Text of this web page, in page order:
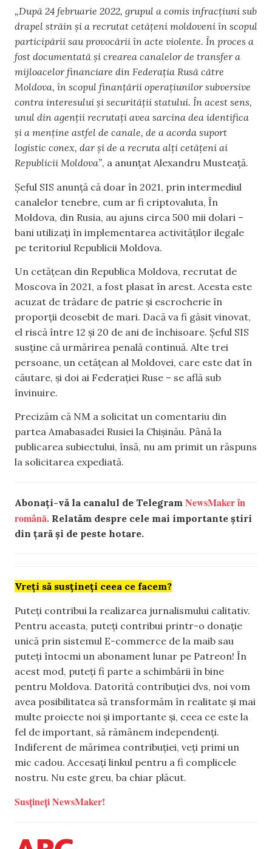
„După 24 februarie 2022, grupul a comis infracțiuni sub
drapel străin și a recrutat cetățeni moldoveni în scopul
participării sau provocării în acte violente. În proces a
fost documentată și crearea canalelor de transfer a
mijloacelor financiare din Federația Rusă către
Moldova, în scopul finanțării operațiunilor subversive
contra interesului și securității statului. În acest sens,
unul din agenții recrutați avea sarcina dea identifica
și a menține astfel de canale, de a acorda suport
logistic conex, dar și de a recruta alți cetățeni ai
Republicii Moldova”, a anunțat Alexandru Musteață.
Șeful SIS anunță că doar în 2021, prin intermediul
canalelor tenebre, cum ar fi criptovaluta, În
Moldova, din Rusia, au ajuns circa 500 mii dolari –
bani utilizați în implementarea activităților ilegale
pe teritoriul Republicii Moldova.
Un cetățean din Republica Moldova, recrutat de
Moscova în 2021, a fost plasat în arest. Acesta este
acuzat de trădare de patrie și escrocherie în
proporții deosebit de mari. Dacă va fi găsit vinovat,
el riscă între 12 și 20 de ani de închisoare. Șeful SIS
susține că urmărirea penală continuă. Alte trei
persoane, un cetățean al Moldovei, care este dat în
căutare, și doi ai Federației Ruse – se află sub
învinuire.
Precizăm că NM a solicitat un comentariu din
partea Amabasadei Rusiei la Chișinău. Până la
publicarea subiectului, însă, nu am primit un răspuns
la solicitarea expediată.
Abonați-vă la canalul de Telegram NewsMaker în
română. Relatăm despre cele mai importante știri
din țară și de peste hotare.
Vreți să susțineți ceea ce facem?
Puteți contribui la realizarea jurnalismului calitativ.
Pentru aceasta, puteți contribui printr-o donație
unică prin sistemul E-commerce de la maib sau
puteți întocmi un abonament lunar pe Patreon! În
acest mod, puteți fi parte a schimbării în bine
pentru Moldova. Datorită contribuției dvs, noi vom
avea posibilitatea să transformăm în realitate și mai
multe proiecte noi și importante și, ceea ce este la
fel de important, să rămânem independenți.
Indiferent de mărimea contribuției, veți primi un
mic cadou. Accesați linkul pentru a fi complicele
nostru. Nu este greu, ba chiar plăcut.
Susțineți NewsMaker!